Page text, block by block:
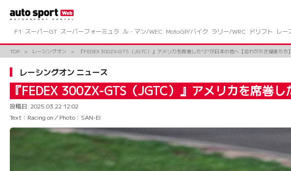
ツ
ス
F1
スーパーGT スーパーフォーミュラ ル・マン/WEC MotoGP/バイク ラリー/WRC ドリフト レー
TOP レーシングオン 『FEDEX 300ZX-GTS（JGTC）』アメリカを席巻した“Z”が日本の地へ【忘れがたき銘車たち】
レーシングオン ニュース
『FEDEX 300ZX-GTS（JGTC）』アメリカを席巻
投稿日: 2025.03.22 12:02
Text：Racing on／Photo：SAN-EI